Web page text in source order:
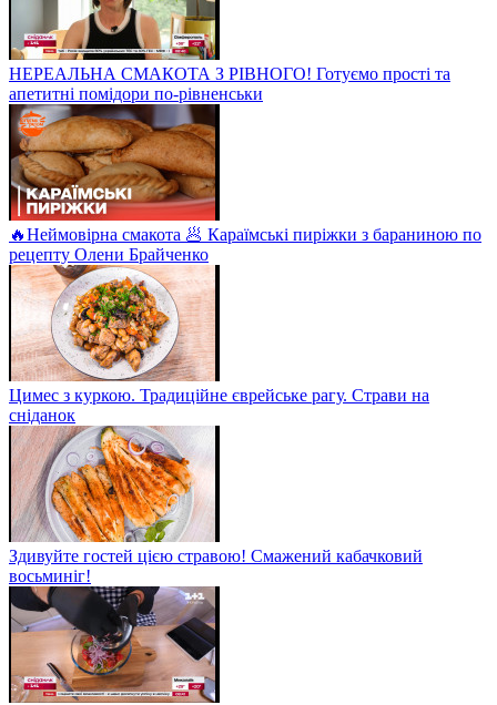
НЕРЕАЛЬНА СМАКОТА З РІВНОГО! Готуємо прості та
апетитні помідори по-рівненськи
🔥Неймовірна смакота 🥟 Караїмські пиріжки з бараниною по
рецепту Олени Брайченко
Цимес з куркою. Традиційне єврейське рагу. Страви на
сніданок
Здивуйте гостей цією стравою! Смажений кабачковий
восьминіг!